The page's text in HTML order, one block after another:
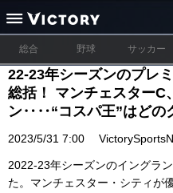
総合 野球 サッカー
22-23年シーズンのプレ
総括！ マンチェスターC
ン‥‥“コスパ王”はどの
2023/5/31 7:00
2022-23年シーズンのイングラ
た。マンチェスター・シティが